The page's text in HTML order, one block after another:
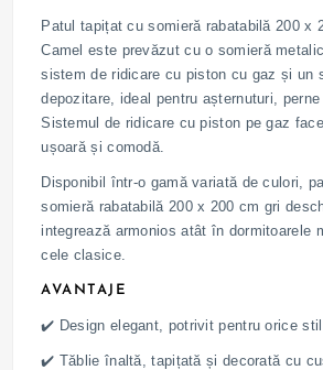
Patul tapițat cu somieră rabatabilă 200 x
Camel este prevăzut cu o somieră
sistem de ridicare cu piston cu gaz și un
depozitare, ideal pentru așternuturi,
Sistemul de ridicare cu piston pe gaz
ușoară și comodă.
Disponibil într-o gamă variată de culori,
somieră rabatabilă 200 x 200 cm gri
integrează armonios atât în dormitoarele
cele clasice.
AVANTAJE
✔️ Design elegant, potrivit pentru orice
✔️ Tăblie înaltă, tapițată și decorată cu